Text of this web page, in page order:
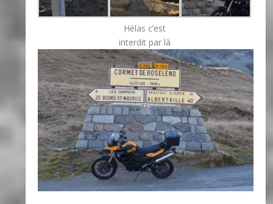
Hélas c’est
interdit par là